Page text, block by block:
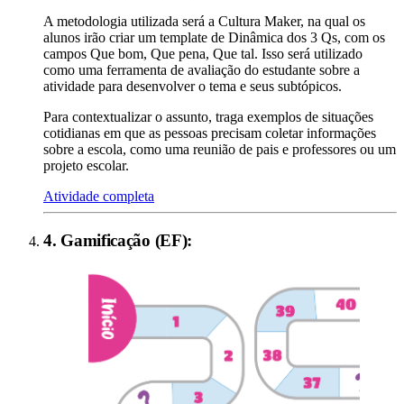
A metodologia utilizada será a Cultura Maker, na qual os
alunos irão criar um template de Dinâmica dos 3 Qs, com os
campos Que bom, Que pena, Que tal. Isso será utilizado
como uma ferramenta de avaliação do estudante sobre a
atividade para desenvolver o tema e seus subtópicos.
Para contextualizar o assunto, traga exemplos de situações
cotidianas em que as pessoas precisam coletar informações
sobre a escola, como uma reunião de pais e professores ou um
projeto escolar.
Atividade completa
4. Gamificação (EF):